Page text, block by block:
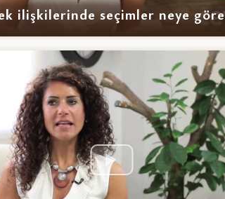
ilişkilerinde seçimler neye göre